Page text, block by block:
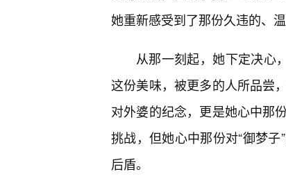
她重新感受到了那份久违的、
从那一刻起，她下定决心
这份美味，被更多的人所品尝
对外婆的纪念，更是她心中那
挑战，但她心中那份对“御梦
后盾。